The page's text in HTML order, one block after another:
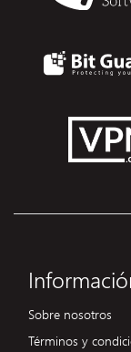
Sobre nosotros
Términos y